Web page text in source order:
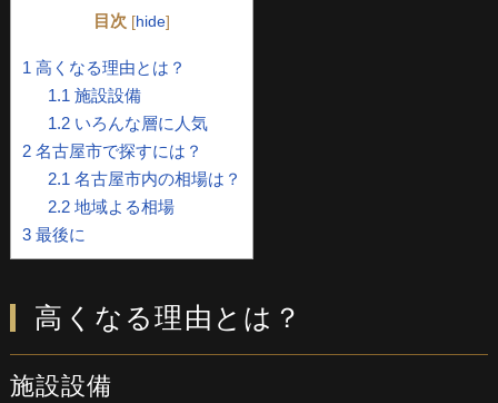
目次 [hide]
1 高くなる理由とは？
1.1 施設設備
1.2いろんな層に人気
2名古屋市で探すには？
2.1 名古屋市内の相場は？
2.2地域よる相場
3最後に
高くなる理由とは？
施設設備